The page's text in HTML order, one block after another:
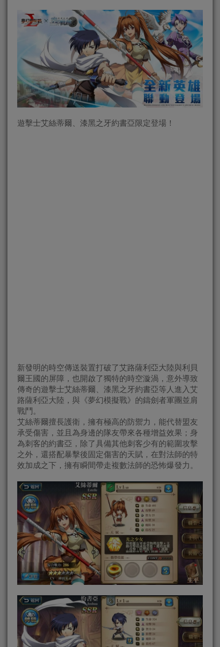
遊擊士艾絲蒂爾、漆黑之牙約書亞限定登場！
新發明的時空傳送裝置打破了艾路薩利亞大陸與利貝
爾王國的屏障，也開啟了獨特的時空漩渦，意外導致
傳奇的遊擊士艾絲蒂爾、漆黑之牙約書亞等人進入艾
路薩利亞大陸，與《夢幻模擬戰》的鑄劍者軍團並肩
戰鬥。
艾絲蒂爾擅長護衛，擁有極高的防禦力，能代替盟友
承受傷害，並且為身邊的隊友帶來各種增益效果；身
為刺客的約書亞，除了具備其他刺客少有的範圍攻擊
之外，還搭配暴擊後固定傷害的天賦，在對法師的特
效加成之下，擁有瞬間帶走複數法師的恐怖爆發力。